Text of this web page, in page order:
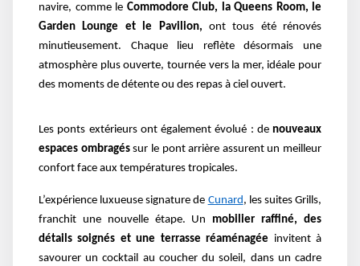
navire, comme le Commodore Club, la Queens Room, le
Garden Lounge et le Pavilion, ont tous été rénovés
minutieusement. Chaque lieu reflète désormais une
atmosphère plus ouverte, tournée vers la mer, idéale pour
des moments de détente ou des repas à ciel ouvert.
Les ponts extérieurs ont également évolué : de nouveaux
espaces ombragéssur le pont arrière assurent un meilleur
confort face aux températures tropicales.
L’expérience luxueuse signature de Cunard, les suites Grills,
franchit une nouvelle étape. Un mobilier raffiné, des
détails soignés et une terrasse réaménagée invitent à
savourer un cocktail au coucher du soleil, dans un cadre